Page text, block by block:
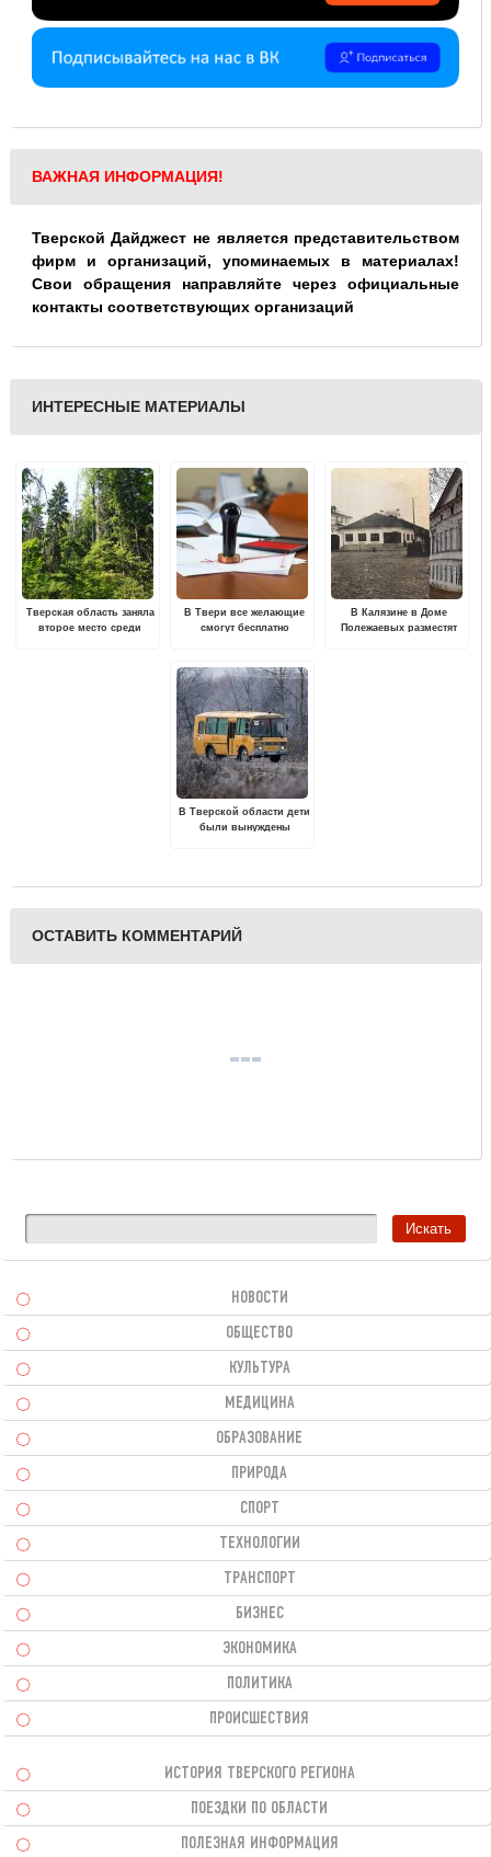
ВАЖНАЯ ИНФОРМАЦИЯ!
Тверской Дайджест не является представительством
фирм и организаций, упоминаемых в материалах!
Свои обращения направляйте через официальные
контакты соответствующих организаций
ИНТЕРЕСНЫЕ МАТЕРИАЛЫ
Тверская область заняла
второе место среди
В Твери все желающие
смогут бесплатно
В Калязине в Доме
Полежаевых разместят
В Тверской области дети
были вынуждены
деревню
ОСТАВИТЬ КОММЕНТАРИЙ
НОВОСТИ
ОБЩЕСТВО
КУЛЬТУРА
МЕДИЦИНА
ОБРАЗОВАНИЕ
ПРИРОДА
СПОРТ
ТЕХНОЛОГИИ
ТРАНСПОРТ
БИЗНЕС
ЭКОНОМИКА
ПОЛИТИКА
ПРОИСШЕСТВИЯ
ИСТОРИЯ ТВЕРСКОГО РЕГИОНА
ПОЕЗДКИ ПО ОБЛАСТИ
ПОЛЕЗНАЯ ИНФОРМАЦИЯ